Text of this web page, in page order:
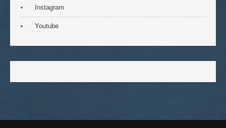
Instagram
Youtube